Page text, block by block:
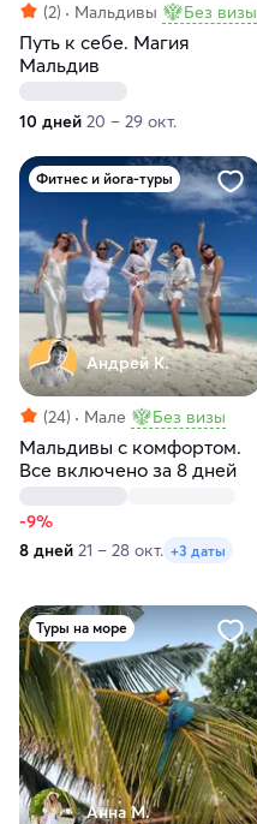
(2) Мальдивы Без визы
Путь к себе. Магия
Мальдив
10 дней 20 – 29 окт.
Фитнес и йога-туры
Андрей К.
(24) Мале Без визы
Мальдивы с комфортом.
Все включено за 8 дней
-9%
8 дней 21 – 28 окт. +3 даты
Туры на море
Анна М.